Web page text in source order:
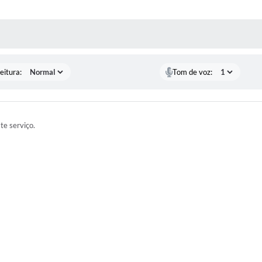
Tom de voz:
serviço.